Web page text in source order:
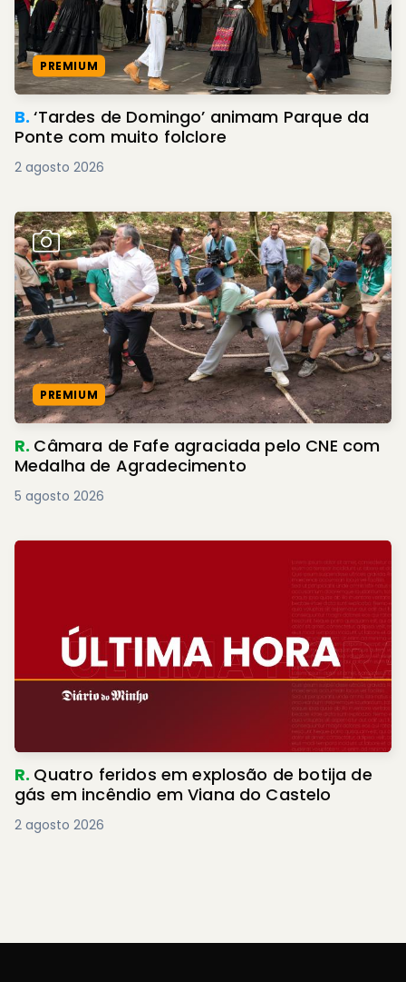
PREMIUM
B.‘Tardes de Domingo’ animam Parque da
Ponte com muito folclore
2 agosto 2026
PREMIUM
R. Câmara de Fafe agraciada pelo CNE com
Medalha de Agradecimento
5 agosto 2026
R. Quatro feridos em explosão de botija de
gás em incêndio em Viana do Castelo
2 agosto 2026